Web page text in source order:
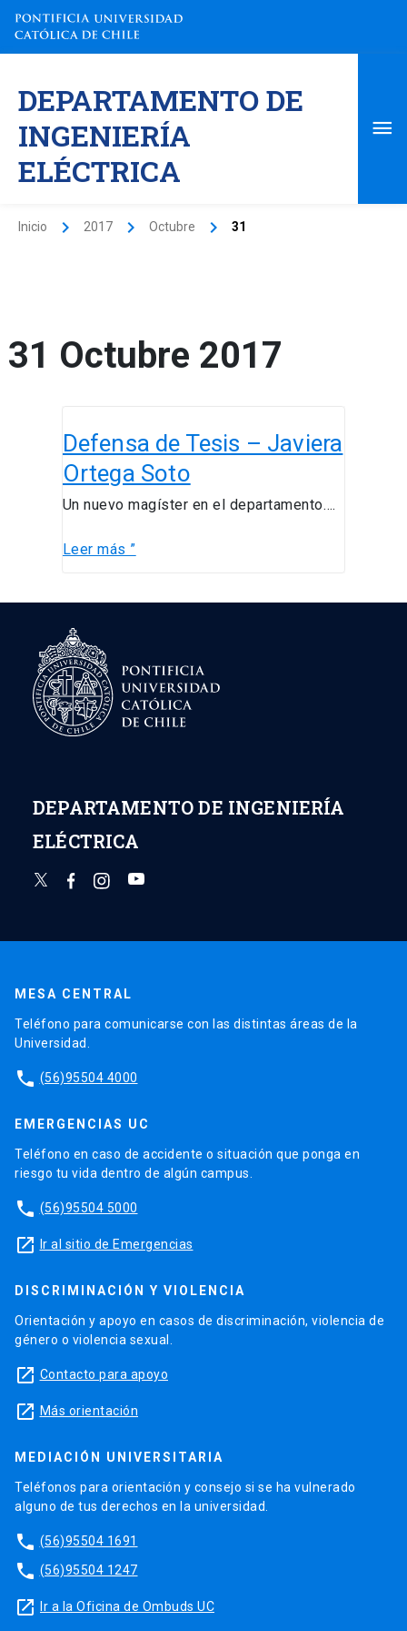
contenido
DEPARTAMENTO DE
INGENIERÍA
ELÉCTRICA
Inicio 2017 Octubre 31
31 Octubre 2017
Defensa de Tesis – Javiera
Ortega Soto
Un nuevo magíster en el departamento….
de
Tesis
–
Javiera
Soto
Leer más ”
DEPARTAMENTO DE INGENIERÍA
ELÉCTRICA
MESA CENTRAL
Teléfono para comunicarse con las distintas áreas de la
Universidad.
phone (56)95504 4000
EMERGENCIAS UC
Teléfono en caso de accidente o situación que ponga en
riesgo tu vida dentro de algún campus.
phone (56)95504 5000
launch Ir al sitio de Emergencias
DISCRIMINACIÓN Y VIOLENCIA
Orientación y apoyo en casos de discriminación, violencia de
género o violencia sexual.
launch Contacto para apoyo
launch Más orientación
MEDIACIÓN UNIVERSITARIA
Teléfonos para orientación y consejo si se ha vulnerado
alguno de tus derechos en la universidad.
phone (56)95504 1691
phone (56)95504 1247
launch Ir a la Oficina de Ombuds UC